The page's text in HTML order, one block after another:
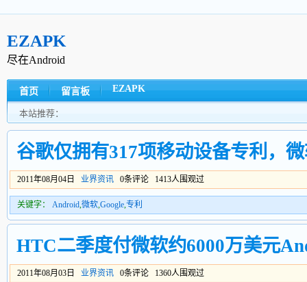
EZAPK
尽在Android
首页 留言板 EZAPK
本站推荐：
谷歌仅拥有317项移动设备专利，
2011年08月04日 业界资讯 0条评论 1413人围观过
关键字： Android,微软,Google,专利
HTC二季度付微软约6000万美元
2011年08月03日 业界资讯 0条评论 1360人围观过